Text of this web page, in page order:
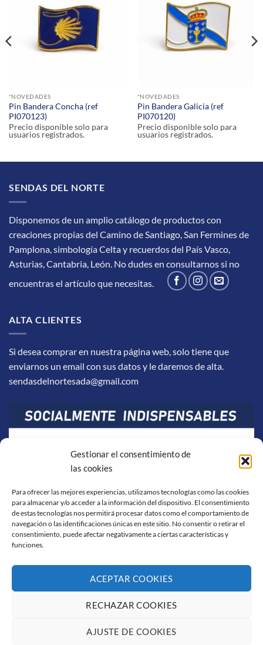
Gestionar el consentimiento de
las cookies
Para ofrecer las mejores experiencias, utilizamos tecnologías como las cookies
para almacenar y/o acceder a la información del dispositivo. El consentimiento
de estas tecnologías nos permitirá procesar datos como el comportamiento de
navegación o las identificaciones únicas en este sitio. No consentir o retirar el
consentimiento, puede afectar negativamente a ciertas características y
funciones.
ACEPTAR COOKIES
RECHAZAR COOKIES
AJUSTE DE COOKIES
*NOVEDADES
Pin Bandera Concha (ref
PI070123)
Precio disponible solo para
usuarios registrados.
*NOVEDADES
Pin Bandera Galicia (ref
PI070120)
Precio disponible solo para
usuarios registrados.
SENDAS DEL NORTE
Disponemos de un amplio catálogo de productos con
creaciones propias del Camino de Santiago, San Fermines de
Pamplona, simbología Celta y recuerdos del País Vasco,
Asturias, Cantabria, León. No dudes en consultarnos si no
encuentras el artículo que necesitas.
ALTA CLIENTES
Si desea comprar en nuestra página web, solo tiene que
enviarnos un email con sus datos y le daremos de alta.
sendasdelnortesada@gmail.com
Visa PayPal Stripe MasterCard
POLÍTICA DE COOKIES CONDICIONES DE COMPRA